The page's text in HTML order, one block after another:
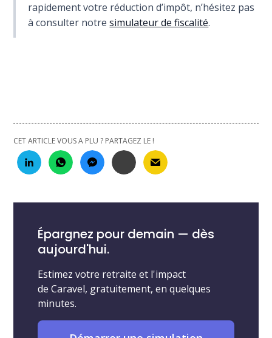
rapidement votre réduction d’impôt, n’hésitez pas
à consulter notresimulateur de fiscalité.
CET ARTICLE VOUS A PLU ? PARTAGEZ LE !
Épargnez pour demain — dès
aujourd'hui.
Estimez votre retraite et l'impact
de Caravel, gratuitement, en quelques
minutes.